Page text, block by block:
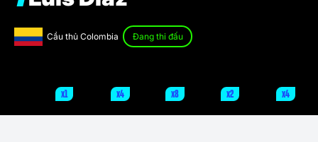
Cầu thủ Colombia Đang thi đấu
x1 x4 x8 x2 x4